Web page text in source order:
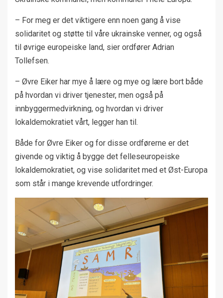
– For meg er det viktigere enn noen gang å vise
solidaritet og støtte til våre ukrainske venner, og også
til øvrige europeiske land, sier ordfører Adrian
Tollefsen.
– Øvre Eiker har mye å lære og mye og lære bort både
på hvordan vi driver tjenester, men også på
innbyggermedvirkning, og hvordan vi driver
lokaldemokratiet vårt, legger han til.
Både for Øvre Eiker og for disse ordførerne er det
givende og viktig å bygge det felleseuropeiske
lokaldemokratiet, og vise solidaritet med et Øst-Europa
som står i mange krevende utfordringer.